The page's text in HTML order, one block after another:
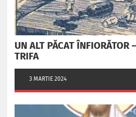
UN ALT PĂCAT ÎNFIORĂTOR
TRIFA
3 MARTIE 2024